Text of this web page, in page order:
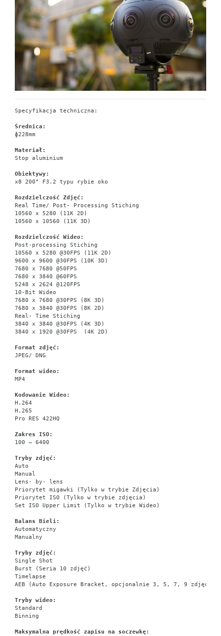
Specyfikacja techniczna:
Średnica:
ɸ228mm
Materiał:
Stop aluminium
Obiektywy:
x8 200° F3.2 typu rybie oko
Rozdzielczość Zdjęć:
Real Time/ Post- Processing Stiching
10560 x 5280 (11K 2D)
10560 x 10560 (11K 3D)
Rozdzielczość Wideo:
Post-processing Stiching
10560 x 5280 @30FPS (11K 2D)
9600 x 9600 @30FPS (10K 3D)
7680 x 7680 @50FPS
7680 x 3840 @60FPS
5248 x 2624 @120FPS
10-Bit Wideo
7680 x 7680 @30FPS (8K 3D)
7680 x 3840 @30FPS (8K 2D)
Real- Time Stiching
3840 x 3840 @30FPS (4K 3D)
3840 x 1920 @30FPS  (4K 2D)
Format zdjęć:
JPEG/ DNG
Format wideo:
MP4
Kodowanie Wideo:
H.264
H.265
Pro RES 422HQ
Zakres ISO:
100 – 6400
Tryby zdjęć:
Auto
Manual
Lens- by- lens
Priorytet migawki (Tylko w trybie Zdjęcia)
Priorytet ISO (Tylko w trybie zdjęcia)
Set ISO Upper Limit (Tylko w trybie Wideo)
Balans Bieli:
Automatyczny
Manualny
Tryby zdjęć:
Single Shot
Burst (Seria 10 zdjęć)
Timelapse
AEB (Auto Exposure Bracket, opcjonalnie 3, 5, 7, 9 zdjęć w
Tryby wideo:
Standard
Binning
Maksymalna prędkość zapisu na soczewkę: